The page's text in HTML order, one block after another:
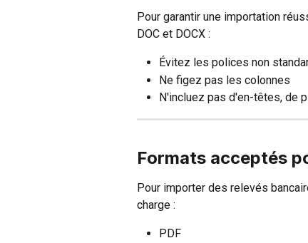
Pour garantir une importation
DOC et DOCX :
Évitez les polices non
Ne figez pas les colonnes
N'incluez pas d'en-têtes, de
Formats acceptés
Pour importer des relevés
charge :
PDF